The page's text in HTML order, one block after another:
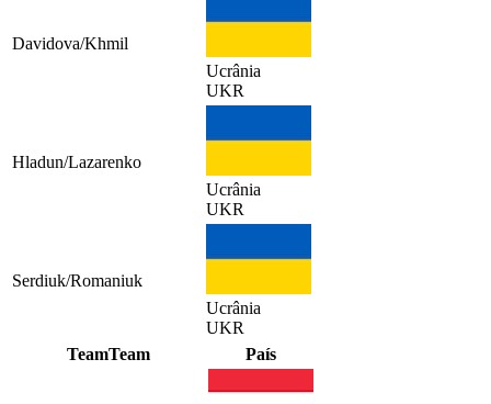
Davidova/Khmil
Ucrânia
UKR
Hladun/Lazarenko
Ucrânia
UKR
Serdiuk/Romaniuk
Ucrânia
UKR
TeamTeam País